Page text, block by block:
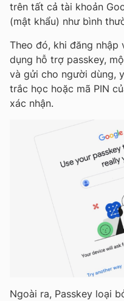
trên tất cả tài khoản
(mật khẩu) như bình
Theo đó, khi đăng
dụng hỗ trợ passkey,
và gửi cho người dùng,
trắc học hoặc mã PIN
xác nhận.
Ngoài ra, Passkey loại